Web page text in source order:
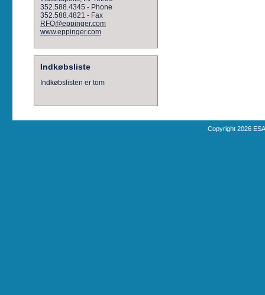
352.588.4345 - Phone
352.588.4821 - Fax
RFQ@eppinger.com
www.eppinger.com
Indkøbsliste
Indkøbslisten er tom
Copyright 2026